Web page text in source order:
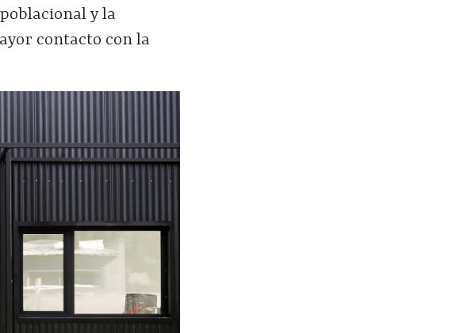
y la
contacto con la